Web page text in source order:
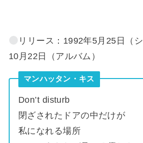
リリース：1992年5月25日（
10月22日（アルバム）
マンハッタン・キス
Don’t disturb
閉ざされたドアの中だけが
私になれる場所